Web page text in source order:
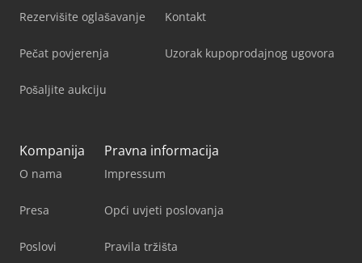
Rezervišite oglašavanje
Pečat povjerenja
Pošaljite aukciju
Kontakt
Uzorak kupoprodajnog ugovora
Kompanija
O nama
Presa
Poslovi
Pravna informacija
Impressum
Opći uvjeti poslovanja
Pravila tržišta